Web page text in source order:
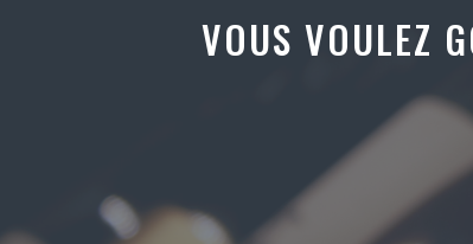
VOUS VOULEZ